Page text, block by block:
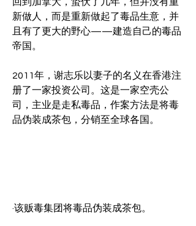
新做人，而是重新做起了毒品生意，并
且有了更大的野心——建造自己的毒品
帝国。
2011年，谢志乐以妻子的名义在香港注
册了一家投资公司。这是一家空壳公
司，主业是走私毒品，作案方法是将毒
品伪装成茶包，分销至全球各国。
·该贩毒集团将毒品伪装成茶包。